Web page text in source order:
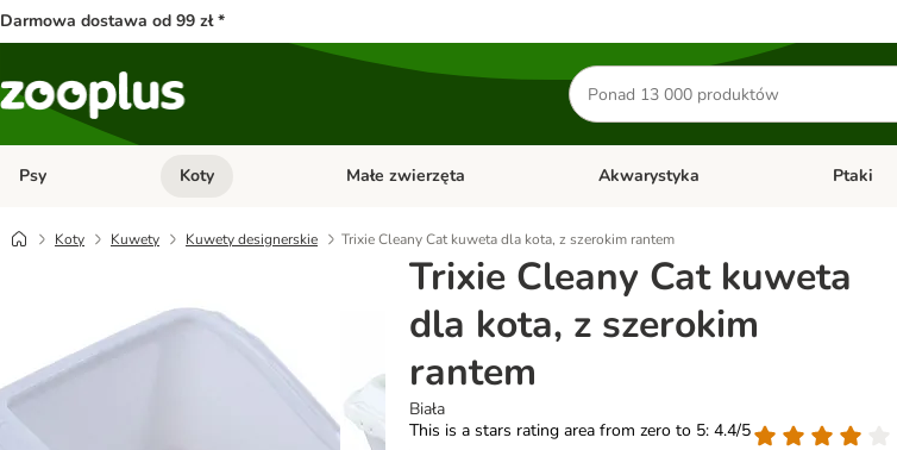
Darmowa dostawa od 99 zł *
Szukaj
produktów
Psy Otwórz menu kategorii: Psy
Koty Otwórz menu kategorii: Koty
Małe zwierzęta Otwórz menu kategorii: Małe zwierzęta
Akwarystyka Otwórz
Ptaki
Koty Kuwety Kuwety designerskie Trixie Cleany Cat kuweta dla kota, z szerokim rantem
Trixie Cleany Cat kuweta
dla kota, z szerokim
rantem
Biała
This is a stars rating area from zero to 5: 4.4/5